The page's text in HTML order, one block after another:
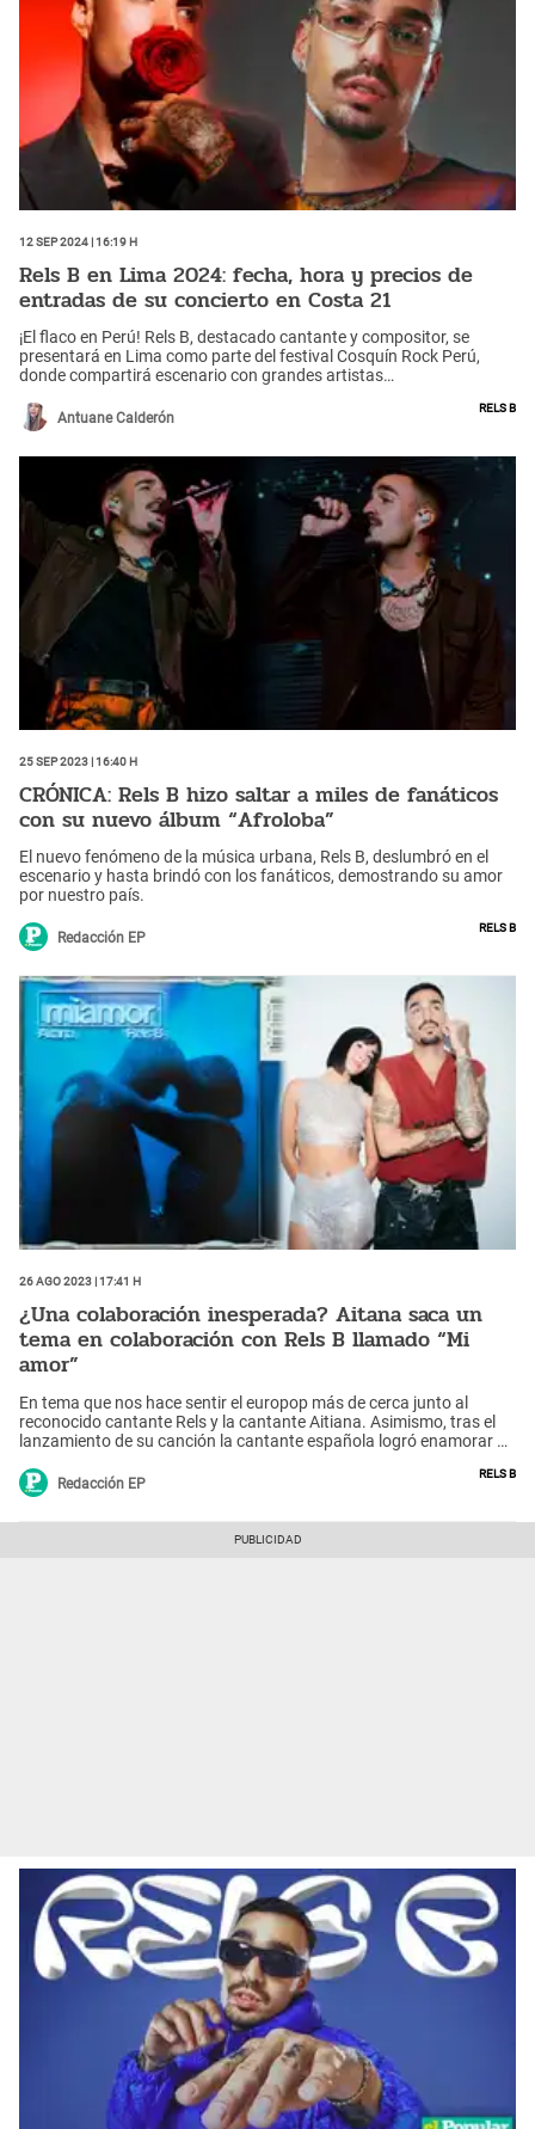
12 Sep 2024 | 16:19 h
Rels B en Lima 2024: fecha, hora y precios de
entradas de su concierto en Costa 21
¡El flaco en Perú! Rels B, destacado cantante y compositor, se
presentará en Lima como parte del festival Cosquín Rock Perú,
donde compartirá escenario con grandes artistas
Antuane Calderón
Rels B
25 Sep 2023 | 16:40 h
CRÓNICA: Rels B hizo saltar a miles de fanáticos
con su nuevo álbum “Afroloba”
El nuevo fenómeno de la música urbana, Rels B, deslumbró en el
escenario y hasta brindó con los fanáticos, demostrando su amor
por nuestro país.
Redacción EP
Rels B
26 Ago 2023 | 17:41 h
¿Una colaboración inesperada? Aitana saca un
tema en colaboración con Rels B llamado “Mi
amor”
En tema que nos hace sentir el europop más de cerca junto al
reconocido cantante Rels y la cantante Aitiana. Asimismo, tras el
lanzamiento de su canción la cantante española logró enamorar a
negarás a escucharlo?
Redacción EP
Rels B